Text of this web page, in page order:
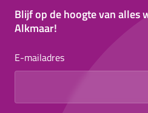
Blijf op de hoogte van alles
Alkmaar!
E-mailadres